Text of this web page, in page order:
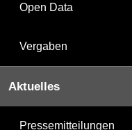
Open Data
Vergaben
Aktuelles
Pressemitteilungen